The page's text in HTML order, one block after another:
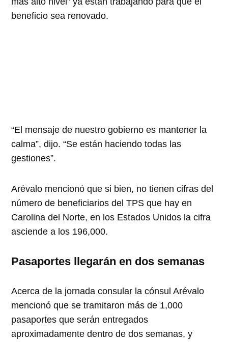
beneficio sea renovado.
“El mensaje de nuestro gobierno es mantener la
calma”, dijo. “Se están haciendo todas las
gestiones”.
Arévalo mencionó que si bien, no tienen cifras del
número de beneficiarios del TPS que hay en
Carolina del Norte, en los Estados Unidos la cifra
asciende a los 196,000.
Pasaportes llegarán en dos semanas
Acerca de la jornada consular la cónsul Arévalo
mencionó que se tramitaron más de 1,000
pasaportes que serán entregados
aproximadamente dentro de dos semanas, y